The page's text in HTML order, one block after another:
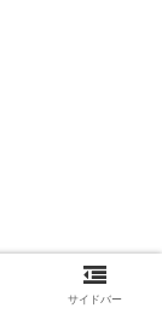
サイドバー